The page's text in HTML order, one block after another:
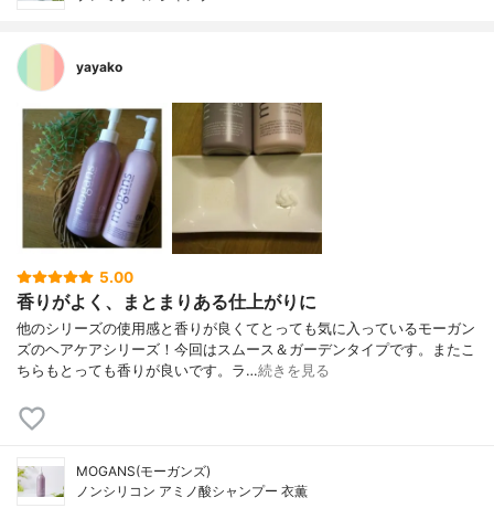
yayako
5.00
香りがよく、まとまりある仕上がりに
他のシリーズの使用感と香りが良くてとっても気に入っているモーガン
ズのヘアケアシリーズ！今回はスムース＆ガーデンタイプです。またこ
ちらもとっても香りが良いです。ラ…続きを見る
MOGANS(モーガンズ)
ノンシリコン アミノ酸シャンプー 衣薫